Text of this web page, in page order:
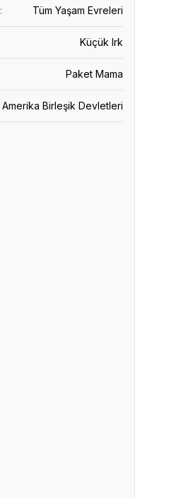
: Tüm Yaşam Evreleri
Küçük Irk
Paket Mama
Amerika Birleşik Devletleri